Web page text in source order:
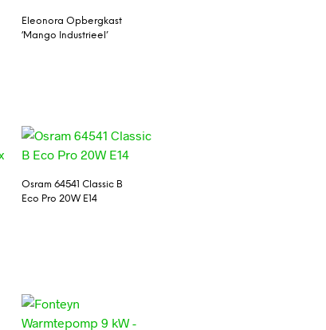
Eleonora Opbergkast
‘Mango Industrieel’
Osram 64541 Classic B
Eco Pro 20W E14